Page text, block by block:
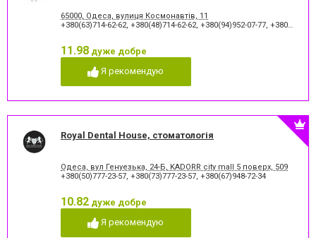
65000, Одеса, вулиця Космонавтів, 11
+380(63)714-62-62, +380(48)714-62-62, +380(94)952-07-77, +380(48)795-77-77
11.98 дуже добре
Я рекомендую
Royal Dental House, стоматологія
Одеса, вул Генуезька, 24-Б, KADORR city mall 5 поверх, 509
+380(50)777-23-57, +380(73)777-23-57, +380(67)948-72-34
10.82 дуже добре
Я рекомендую